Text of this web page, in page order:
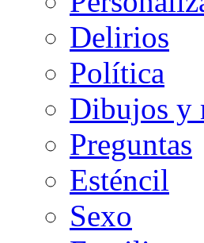
Delirios
Política
Dibujos y
Preguntas
Esténcil
Sexo